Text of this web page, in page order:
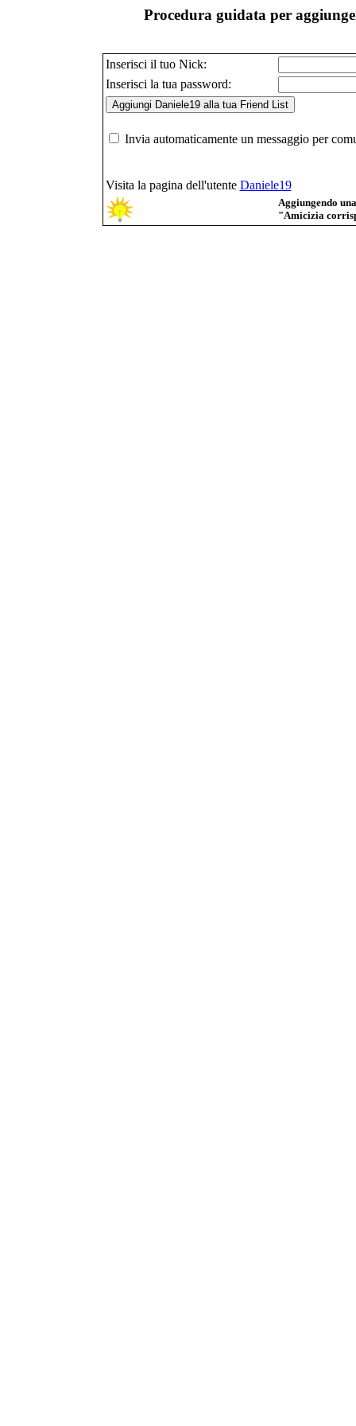
Procedura guidata per
Inserisci il tuo Nick:
Inserisci la tua password:
Invia automaticamente un messaggio per
Visita la pagina dell'utente Daniele19
Aggiungendo
"Amicizia